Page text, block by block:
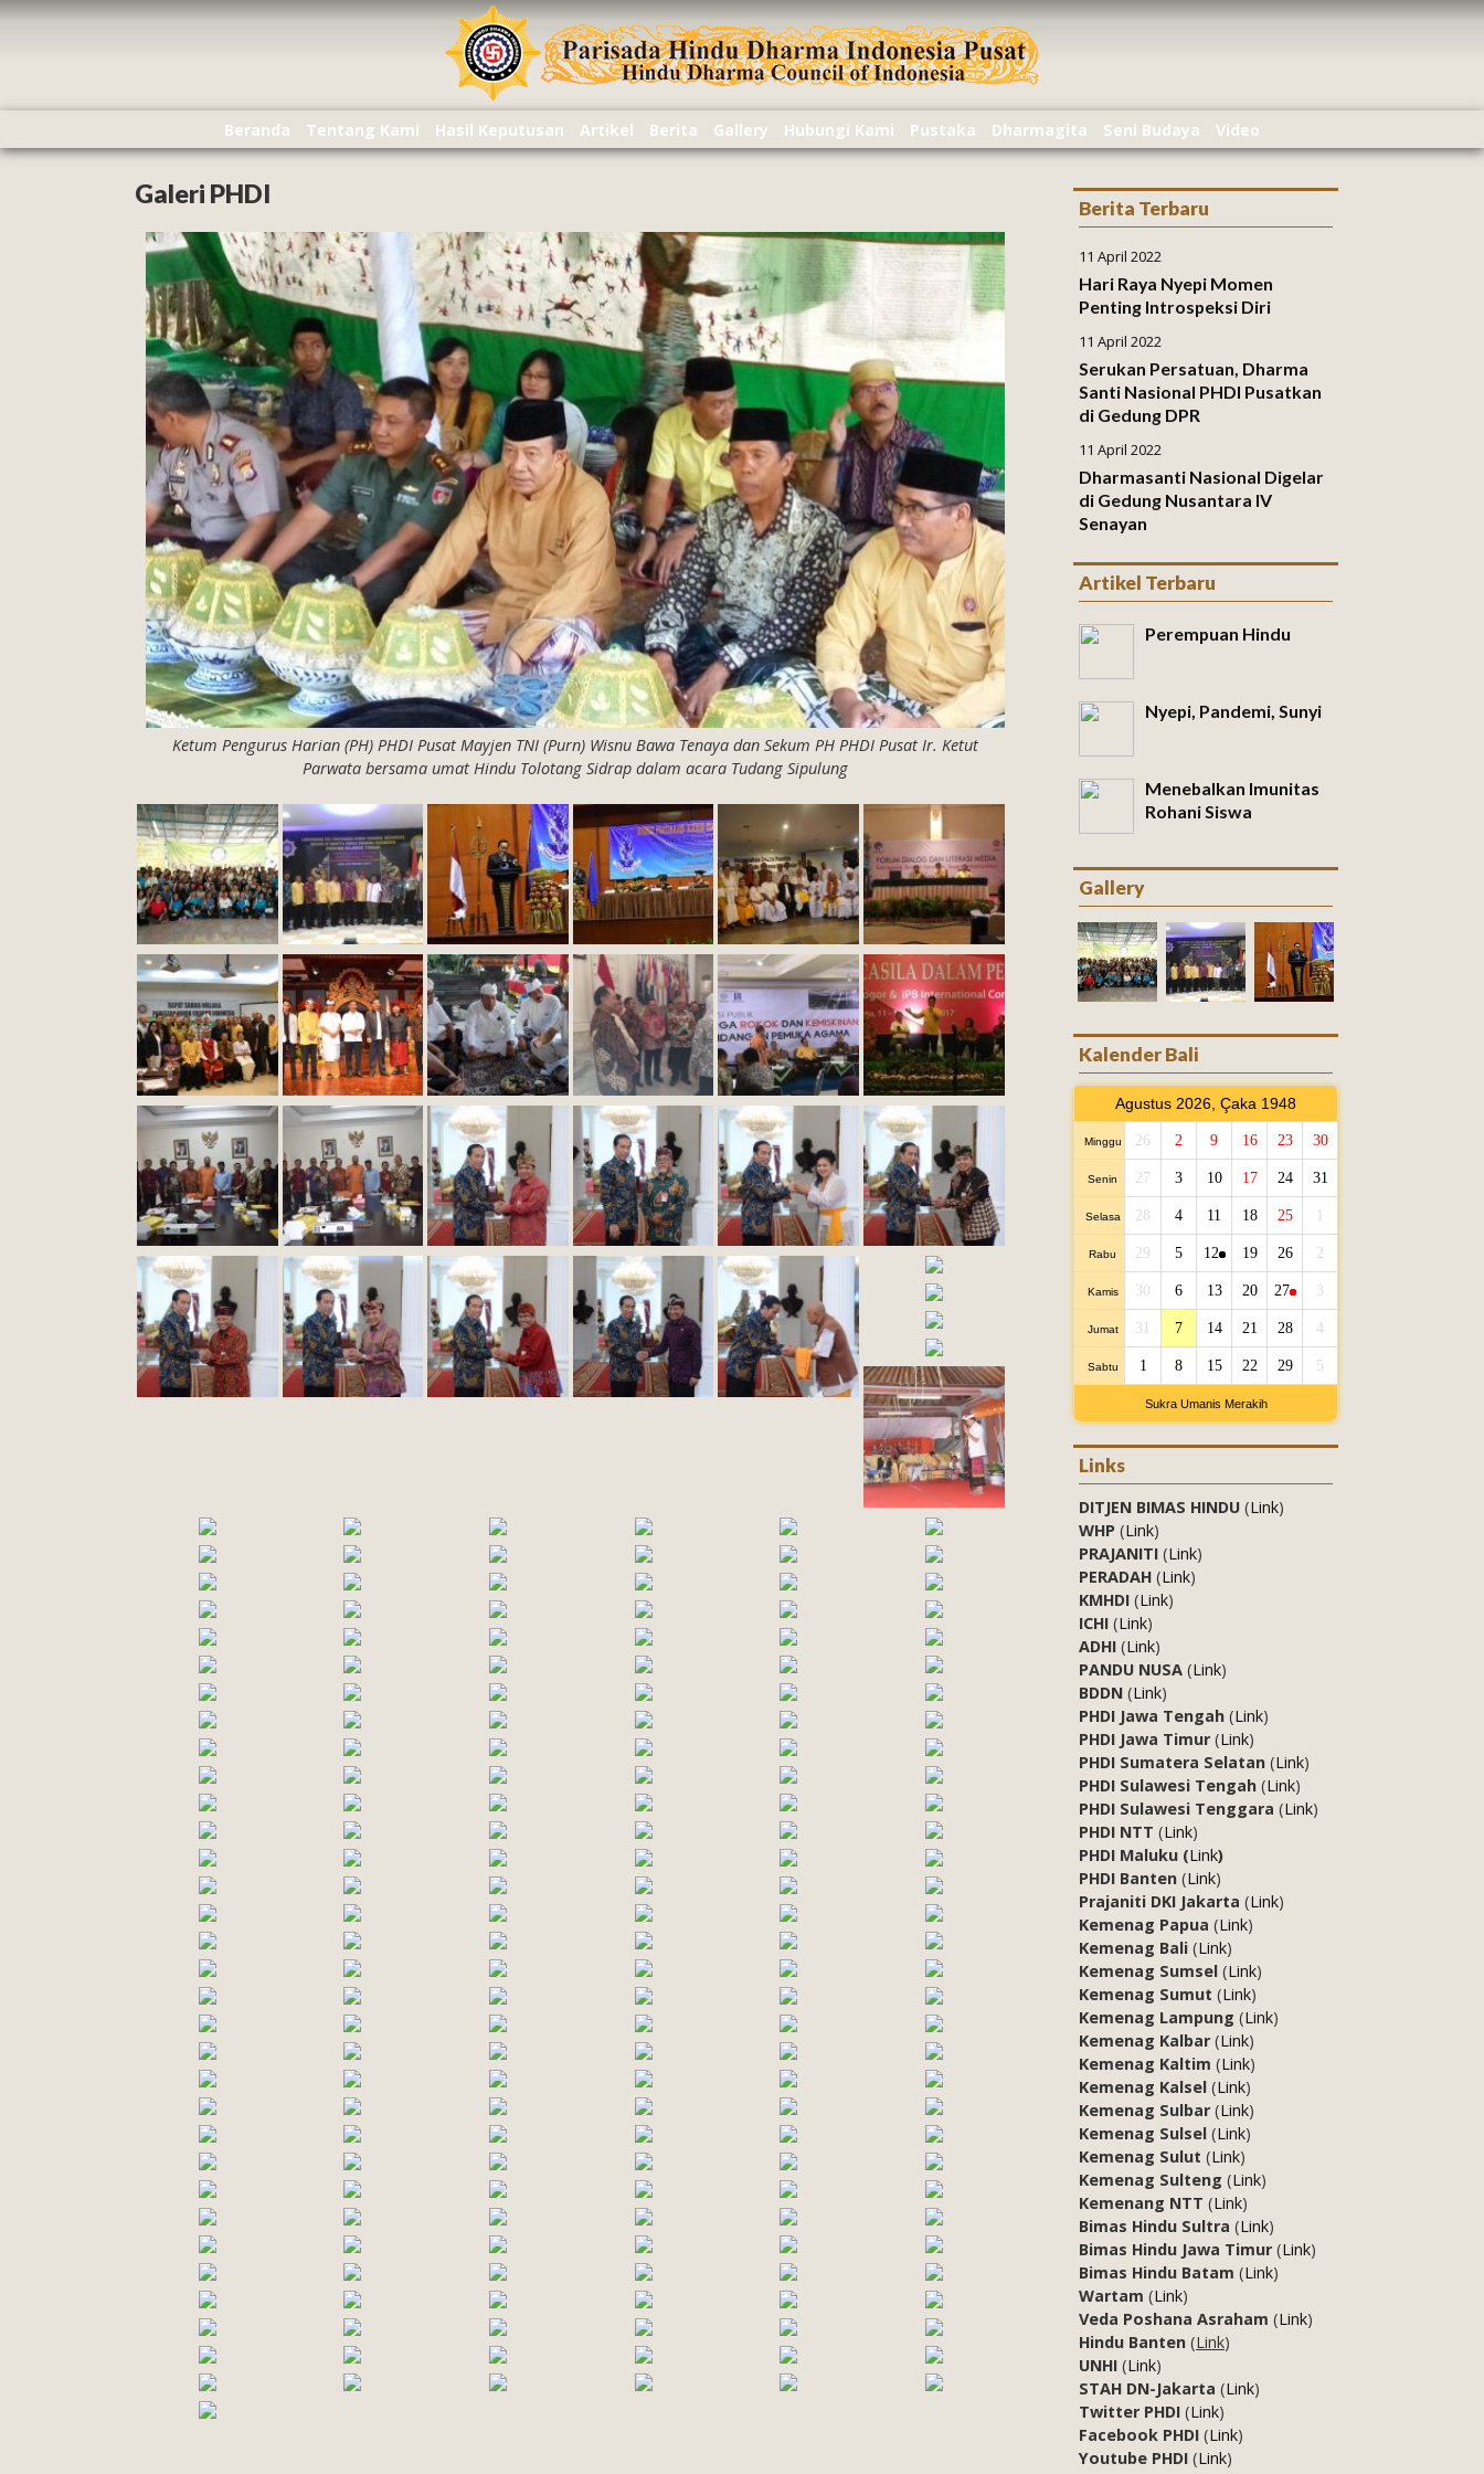
Beranda Tentang Kami Hasil Keputusan Artikel Berita Gallery Hubungi Kami Pustaka Dharmagita Seni Budaya Video
Galeri PHDI
Ketum Pengurus Harian (PH) PHDI Pusat Mayjen TNI (Purn) Wisnu Bawa Tenaya dan Sekum PH PHDI Pusat Ir. Ketut
Parwata bersama umat Hindu Tolotang Sidrap dalam acara Tudang Sipulung
Berita Terbaru
11 April 2022
Hari Raya Nyepi Momen
Penting Introspeksi Diri
11 April 2022
Serukan Persatuan, Dharma
Santi Nasional PHDI Pusatkan
di Gedung DPR
11 April 2022
Dharmasanti Nasional Digelar
di Gedung Nusantara IV
Senayan
Artikel Terbaru
Perempuan Hindu
Nyepi, Pandemi, Sunyi
Menebalkan Imunitas
Rohani Siswa
Gallery
Kalender Bali
Agustus 2026, Çaka 1948
Minggu 26 2 9 16 23 30
Senin 27 3 10 17 24 31
Selasa 28 4 11 18 25
Rabu 29 5 12 19 26 2
Kamis 30 6 13 20 27 3
Jumat 31 7 14 21 28 4
Sabtu 1 8 15 22 29 5
Sukra Umanis Merakih
Links
DITJEN BIMAS HINDU (Link)
WHP (Link)
PRAJANITI (Link)
PERADAH (Link)
KMHDI (Link)
ICHI (Link)
ADHI (Link)
PANDU NUSA (Link)
BDDN (Link)
PHDI Jawa Tengah (Link)
PHDI Jawa Timur (Link)
PHDI Sumatera Selatan (Link)
PHDI Sulawesi Tengah (Link)
PHDI Sulawesi Tenggara (Link)
PHDI NTT (Link)
PHDI Maluku (Link)
PHDI Banten (Link)
Prajaniti DKI Jakarta (Link)
Kemenag Papua (Link)
Kemenag Bali (Link)
Kemenag Sumsel (Link)
Kemenag Sumut (Link)
Kemenag Lampung (Link)
Kemenag Kalbar (Link)
Kemenag Kaltim (Link)
Kemenag Kalsel (Link)
Kemenag Sulbar (Link)
Kemenag Sulsel (Link)
Kemenag Sulut (Link)
Kemenag Sulteng (Link)
Kemenang NTT (Link)
Bimas Hindu Sultra (Link)
Bimas Hindu Jawa Timur (Link)
Bimas Hindu Batam (Link)
Wartam (Link)
Veda Poshana Asraham (Link)
Hindu Banten (Link)
UNHI (Link)
STAH DN-Jakarta (Link)
Twitter PHDI (Link)
Facebook PHDI (Link)
Youtube PHDI (Link)